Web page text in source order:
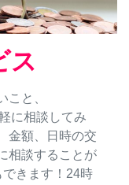
ス
こと、
に相談してみ
金額、日時の交
相談することが
きます！24時